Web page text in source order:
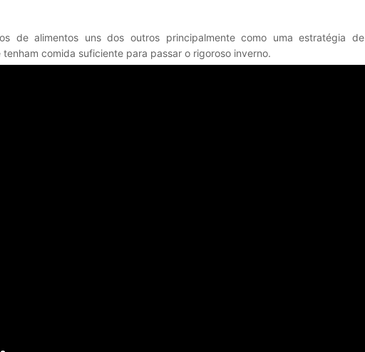
de alimentos uns dos outros principalmente como uma estratégia de
comida suficiente para passar o rigoroso inverno.